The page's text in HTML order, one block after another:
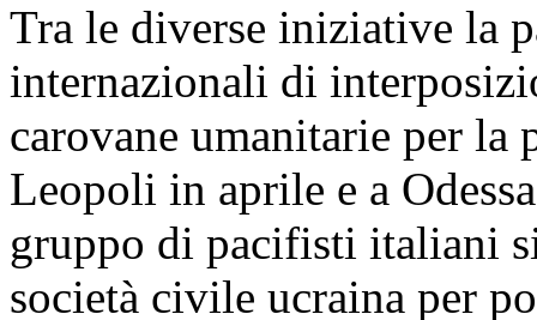
Tra le diverse iniziative la
internazionali di
carovane umanitarie per la
Leopoli in aprile e a
gruppo di pacifisti italiani
società civile ucraina per